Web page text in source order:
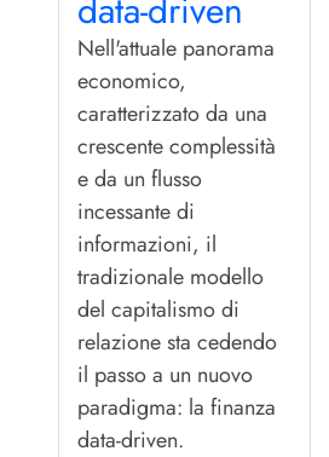
Nell'attuale panorama
economico,
caratterizzato da una
crescente complessità
e da un flusso
incessante di
informazioni, il
tradizionale modello
del capitalismo di
relazione sta cedendo
il passo a un nuovo
paradigma: la finanza
data-driven.